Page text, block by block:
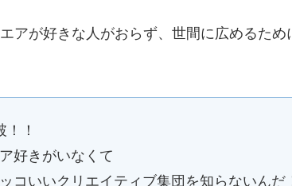
アが好きな人がおらず、世間に広めるため
！
好きがいなくて
コいいクリエイティブ集団を知らないんだ